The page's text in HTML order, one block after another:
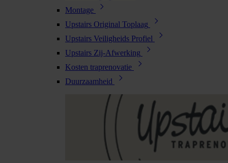
Montage
Upstairs Original Toplaag
Upstairs Veiligheids Profiel
Upstairs Zij-Afwerking
Kosten traprenovatie
Duurzaamheid